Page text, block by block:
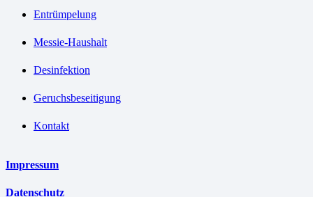
Entrümpelung
Messie-Haushalt
Desinfektion
Geruchsbeseitigung
Kontakt
Impressum
Datenschutz